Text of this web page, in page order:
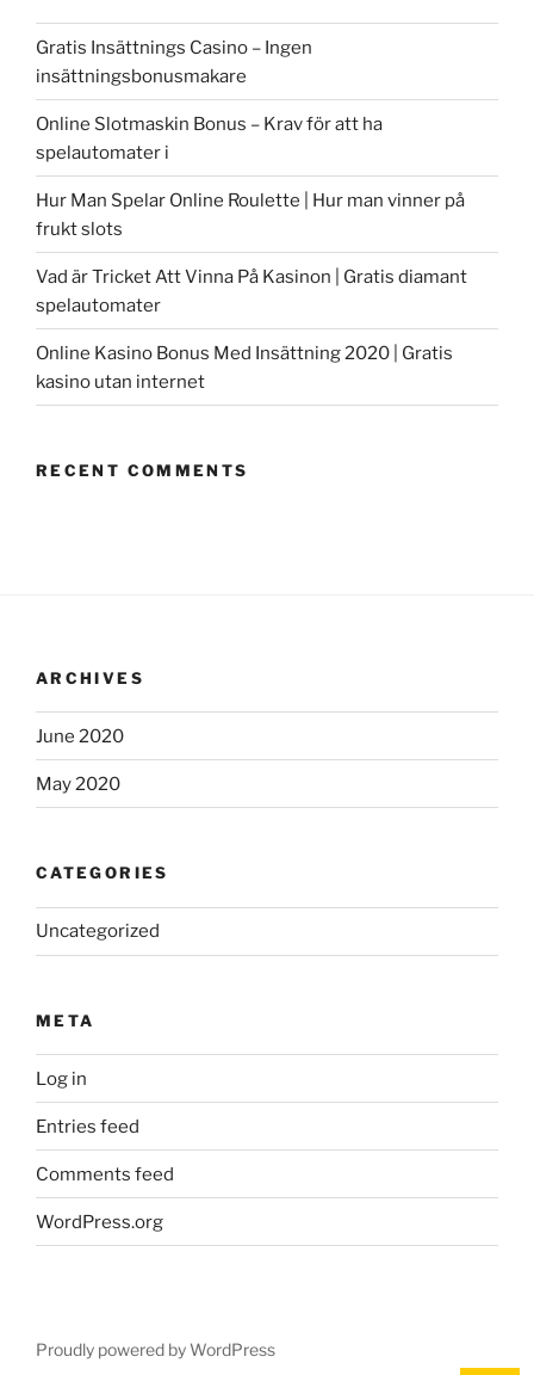
Gratis Insättnings Casino – Ingen
insättningsbonusmakare
Online Slotmaskin Bonus – Krav för att ha
spelautomater i
Hur Man Spelar Online Roulette | Hur man vinner på
frukt slots
Vad är Tricket Att Vinna På Kasinon | Gratis diamant
spelautomater
Online Kasino Bonus Med Insättning 2020 | Gratis
kasino utan internet
RECENT COMMENTS
ARCHIVES
June 2020
May 2020
CATEGORIES
Uncategorized
META
Log in
Entries feed
Comments feed
WordPress.org
Proudly powered by WordPress